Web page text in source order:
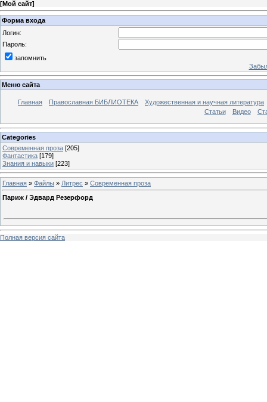
[Мой сайт]
Форма входа
Логин:
Пароль:
запомнить
Меню сайта
Главная Православная БИБЛИОТЕКА
Художественная и научная литература
Статьи
Видео
Categories
Современная проза [205]
Фантастика [179]
Знания и навыки [223]
Главная » Файлы » Литрес » Современная проза
Париж / Эдвард Резерфорд
Полная версия сайта